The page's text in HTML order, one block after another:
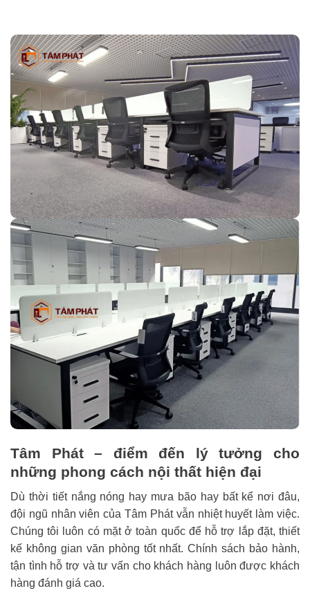
Tâm Phát – điểm đến lý tưởng cho
những phong cách nội thất hiện đại
Dù thời tiết nắng nóng hay mưa bão hay bất kể nơi đâu,
đội ngũ nhân viên của Tâm Phát vẫn nhiệt huyết làm việc.
Chúng tôi luôn có mặt ở toàn quốc để hỗ trợ lắp đặt, thiết
kế không gian văn phòng tốt nhất. Chính sách bảo hành,
tận tình hỗ trợ và tư vấn cho khách hàng luôn được khách
hàng đánh giá cao.